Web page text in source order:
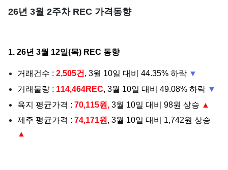
26년 3월 2주차 REC 가격동향
1. 26년 3월 12일(목) REC 동향
거래건수 : 2,505건 , 3월 10일 대비 44.35% 하락 ▼
거래물량 : 114,464REC, 3월 10일 대비 49.08% 하락 ▼
육지 평균가격 : 70,115원, 3월 10일 대비 98원 상승 ▲
제주 평균가격 : 74,171원 , 3월 10일 대비 1,742원 상승
▲